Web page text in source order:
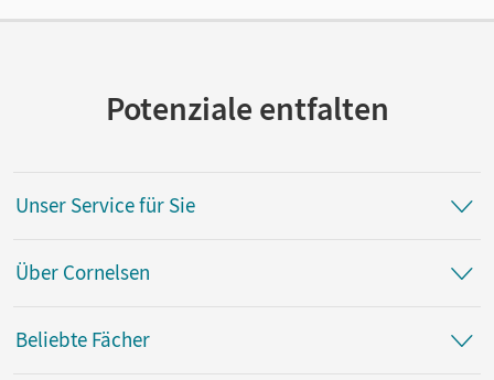
Potenziale entfalten
Unser Service für Sie
Über Cornelsen
Beliebte Fächer